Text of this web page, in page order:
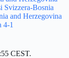
Svizzera-Bosnia
and Herzegovina
4-1
CEST.